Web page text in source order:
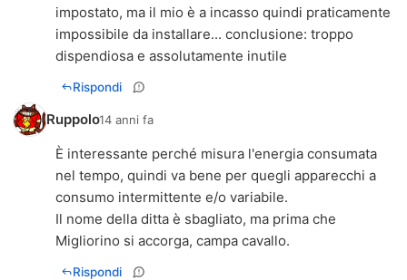
impostato, ma il mio è a incasso quindi praticamente
impossibile da installare... conclusione: troppo
dispendiosa e assolutamente inutile
Rispondi
Ruppolo14 anni fa
È interessante perché misura l'energia consumata
nel tempo, quindi va bene per quegli apparecchi a
consumo intermittente e/o variabile.
Il nome della ditta è sbagliato, ma prima che
Migliorino si accorga, campa cavallo.
Rispondi